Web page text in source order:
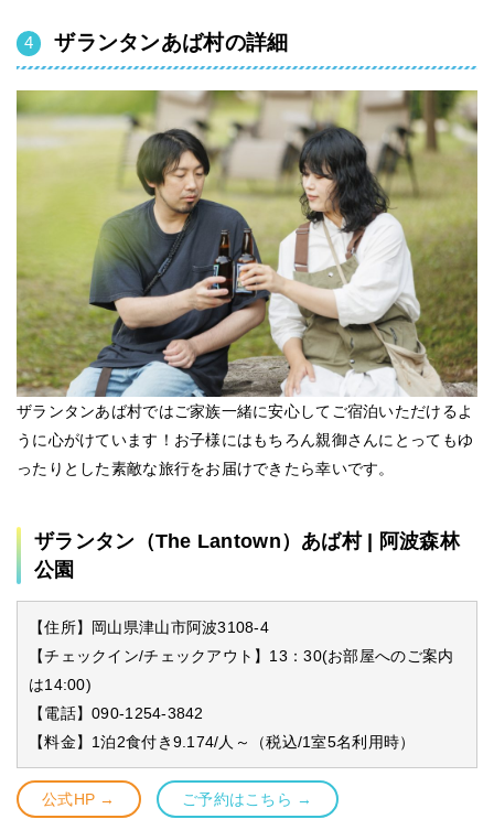
ザランタンあば村の詳細
ザランタンあば村ではご家族一緒に安心してご宿泊いただけるよ
うに心がけています！お子様にはもちろん親御さんにとってもゆ
ったりとした素敵な旅行をお届けできたら幸いです。
ザランタン（The Lantown）あば村 | 阿波森林
公園
【住所】岡山県津山市阿波3108-4
【チェックイン/チェックアウト】13：30(お部屋へのご案内
は14:00)
【電話】090-1254-3842
【料金】1泊2食付き9.174/人～（税込/1室5名利用時）
公式HP → ご予約はこちら →